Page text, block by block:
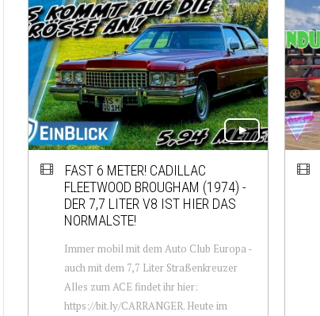
FAST 6 METER! CADILLAC
FLEETWOOD BROUGHAM (1974) -
DER 7,7 LITER V8 IST HIER DAS
NORMALSTE!
Immer mobil mit dem Auto Club Europa -
auch mit dem 7,7 Liter Straßenkreuzer
Alles zum ACE findet ihr hier:
https://bit.ly/CARRANGER. Heute im